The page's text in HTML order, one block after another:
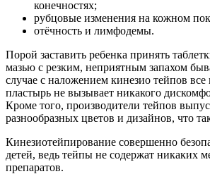
конечностях;
рубцовые изменения на кожном
отёчность и лимфодемы.
Порой заставить ребенка принять
мазью с резким, неприятным запахом
случае с наложением кинезио тейпов
пластырь не вызывает никакого
Кроме того, производители тейпов
разнообразных цветов и дизайнов, что
Кинезиотейпирование совершенно
детей, ведь тейпы не содержат никаких
препаратов.